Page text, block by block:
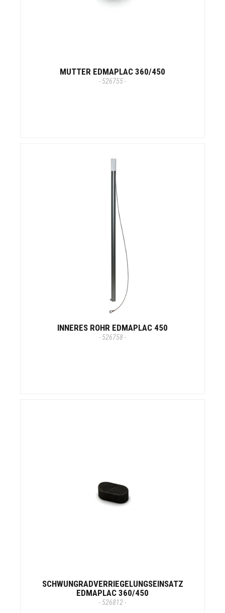
MUTTER EDMAPLAC 360/450
- 526755 -
INNERES ROHR EDMAPLAC 450
- 526758 -
SCHWUNGRADVERRIEGELUNGSEINSATZ
EDMAPLAC 360/450
- 526812 -